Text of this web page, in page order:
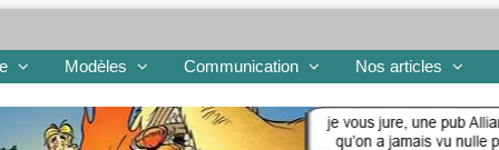
Modèles Communication Nos articles